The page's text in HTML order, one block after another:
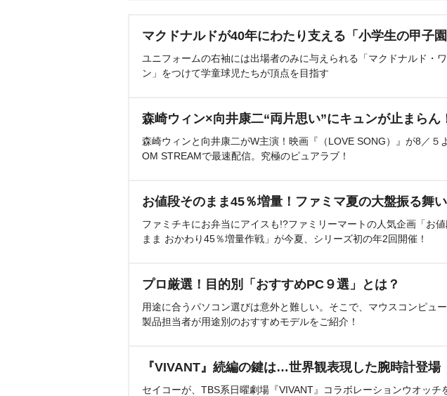
マクドナルドが40年にわたり支える「小学生の甲子園
ユニフォームの右袖には出場者のみに与えられる「マクドナルド・
ン」をつけて学童球児たちが頂点を目指す
森崎ウィン×向井康二“両片思い”にキュンが止まらん
森崎ウィンと向井康二がW主演！映画『（LOVE SONG）』が8／５
OM STREAMで最速配信。究極のピュアラブ！
お値段そのまま45％増量！ファミマ夏の大盤振る舞い
ファミチキにお弁当にアイスも!?ファミリーマートの人気企画「お
まま おかわり45％増量作戦」が今夏、シリーズ初の年2回開催！
プロ厳選！目的別「おすすめPC９選」とは？
用途に合うパソコン選びは意外と難しい。そこで、マウスコンピュ
製品担当者が用途別のおすすめモデルをご紹介！
『VIVANT』続編の鍵は…世界観表現した腕時計登場
セイコーが、TBS系日曜劇場『VIVANT』コラボレーションウオッチ